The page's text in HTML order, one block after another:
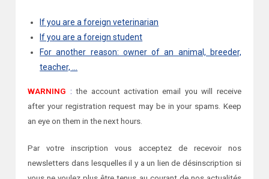
If you are a foreign veterinarian
If you are a foreign student
For another reason: owner of an animal, breeder,
teacher, …
WARNING :the account activation email you will receive
after your registration request may be in your spams. Keep
an eye on them in the next hours.
Par votre inscription vous acceptez de recevoir nos
newsletters dans lesquelles il y a un lien de désinscription si